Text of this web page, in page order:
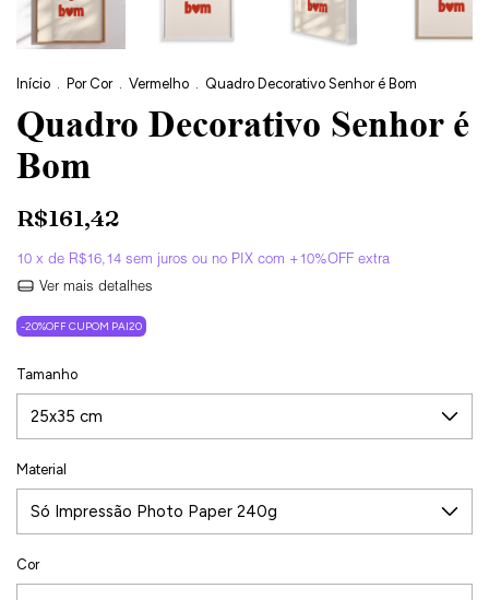
Início . Por Cor . Vermelho . Quadro Decorativo Senhor é Bom
Quadro Decorativo Senhor é
Bom
R$161,42
10 x de R$16,14 sem juros
Ver mais detalhes
-20%OFF CUPOM PAI20
Tamanho
Material
Cor